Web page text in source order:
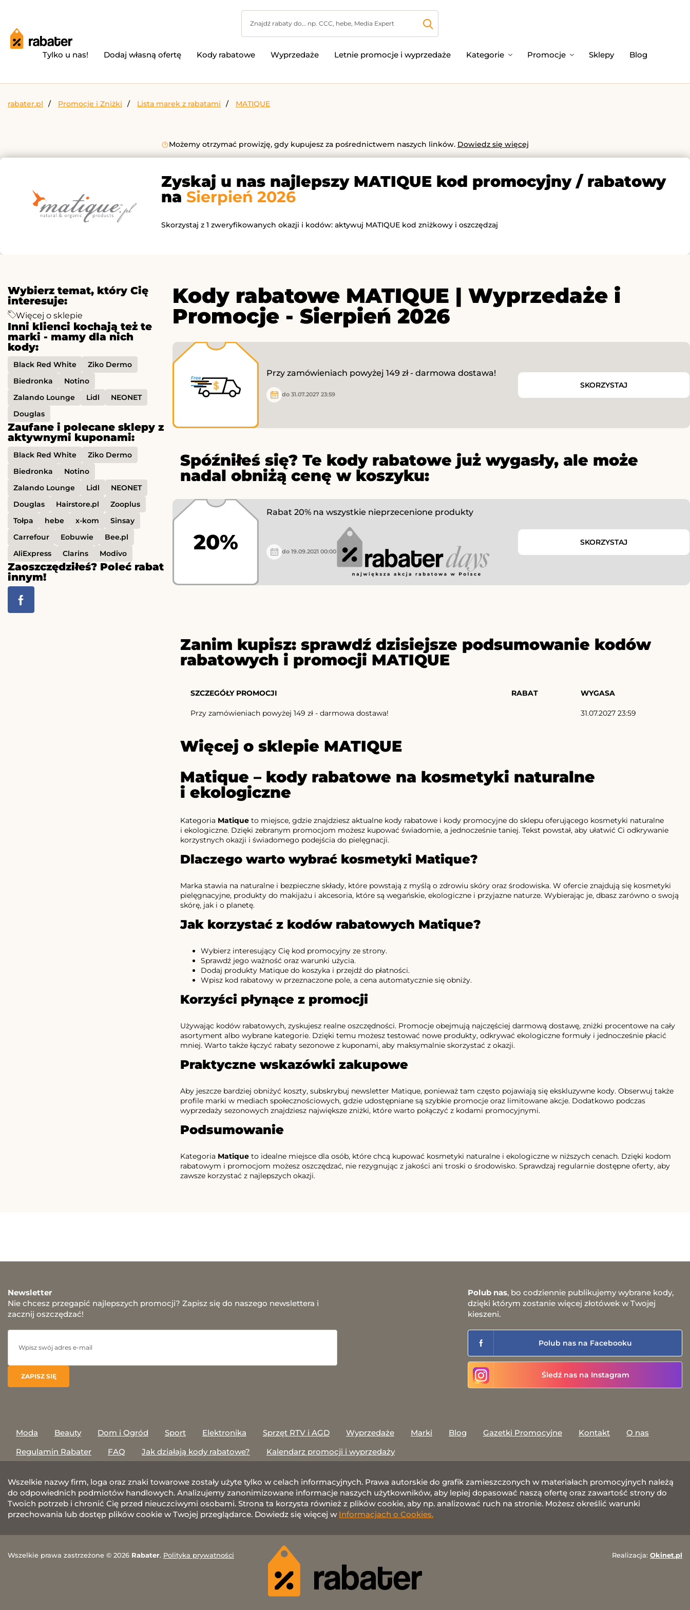
Tylko u nas! Dodaj własną ofertę Kody rabatowe Wyprzedaże Letnie promocje i wyprzedaże Kategorie Promocje Sklepy Blog
rabater.pl Promocje i Zniżki Lista marek z rabatami MATIQUE
Możemy otrzymać prowizję, gdy kupujesz za pośrednictwem naszych linków. Dowiedz się więcej
Zyskaj u nas najlepszy MATIQUE kod promocyjny / rabatowy
na Sierpień 2026
Skorzystaj z 1 zweryfikowanych okazji i kodów: aktywuj MATIQUE kod zniżkowy i oszczędzaj
Wybierz temat, który Cię
interesuje:
Więcej o sklepie
Inni klienci kochają też te
marki - mamy dla nich
kody:
Black Red White
Ziko Dermo
Biedronka
Notino
Zalando Lounge
Lidl
NEONET
Douglas
Zaufane i polecane sklepy z
aktywnymi kuponami:
Black Red White
Ziko Dermo
Biedronka
Notino
Zalando Lounge
Lidl
NEONET
Douglas
Hairstore.pl
Zooplus
Tołpa
hebe x-kom
Sinsay
Carrefour
Eobuwie
Bee.pl
AliExpress
Clarins Modivo
Zaoszczędziłeś? Poleć rabat
innym!
Kody rabatowe MATIQUE | Wyprzedaże i
Promocje - Sierpień 2026
Przy zamówieniach powyżej 149 zł - darmowa dostawa!
do 31.07.2027 23:59
SKORZYSTAJ
Spóźniłeś się? Te kody rabatowe już wygasły, ale może
nadal obniżą cenę w koszyku:
20%
Rabat 20% na wszystkie nieprzecenione produkty
do 19.09.2021 00:00
SKORZYSTAJ
Zanim kupisz: sprawdź dzisiejsze podsumowanie kodów
rabatowych i promocji MATIQUE
SZCZEGÓŁY PROMOCJI RABAT WYGASA
Przy zamówieniach powyżej 149 zł - darmowa dostawa! 31.07.2027 23:59
Więcej o sklepie MATIQUE
Matique – kody rabatowe na kosmetyki naturalne
i ekologiczne
Kategoria Matique to miejsce, gdzie znajdziesz aktualne kody rabatowe i kody promocyjne do sklepu oferującego kosmetyki naturalne
i ekologiczne. Dzięki zebranym promocjom możesz kupować świadomie, a jednocześnie taniej. Tekst powstał, aby ułatwić Ci odkrywanie
korzystnych okazji i świadomego podejścia do pielęgnacji.
Dlaczego warto wybrać kosmetyki Matique?
Marka stawia na naturalne i bezpieczne składy, które powstają z myślą o zdrowiu skóry oraz środowiska. W ofercie znajdują się kosmetyki
pielęgnacyjne, produkty do makijażu i akcesoria, które są wegańskie, ekologiczne i przyjazne naturze. Wybierając je, dbasz zarówno o swoją
skórę, jak i o planetę.
Jak korzystać z kodów rabatowych Matique?
Wybierz interesujący Cię kod promocyjny ze strony.
Sprawdź jego ważność oraz warunki użycia.
Dodaj produkty Matique do koszyka i przejdź do płatności.
Wpisz kod rabatowy w przeznaczone pole, a cena automatycznie się obniży.
Korzyści płynące z promocji
Używając kodów rabatowych, zyskujesz realne oszczędności. Promocje obejmują najczęściej darmową dostawę, zniżki procentowe na cały
asortyment albo wybrane kategorie. Dzięki temu możesz testować nowe produkty, odkrywać ekologiczne formuły i jednocześnie płacić
mniej. Warto także łączyć rabaty sezonowe z kuponami, aby maksymalnie skorzystać z okazji.
Praktyczne wskazówki zakupowe
Aby jeszcze bardziej obniżyć koszty, subskrybuj newsletter Matique, ponieważ tam często pojawiają się ekskluzywne kody. Obserwuj także
profile marki w mediach społecznościowych, gdzie udostępniane są szybkie promocje oraz limitowane akcje. Dodatkowo podczas
wyprzedaży sezonowych znajdziesz największe zniżki, które warto połączyć z kodami promocyjnymi.
Podsumowanie
Kategoria Matique to idealne miejsce dla osób, które chcą kupować kosmetyki naturalne i ekologiczne w niższych cenach. Dzięki kodom
rabatowym i promocjom możesz oszczędzać, nie rezygnując z jakości ani troski o środowisko. Sprawdzaj regularnie dostępne oferty, aby
zawsze korzystać z najlepszych okazji.
Newsletter
Nie chcesz przegapić najlepszych promocji? Zapisz się do naszego newslettera i
zacznij oszczędzać!
Polub nas, bo codziennie publikujemy wybrane kody,
dzięki którym zostanie więcej złotówek w Twojej
kieszeni.
Polub nas na Facebooku
Śledź nas na Instagram
Moda Beauty Dom i Ogród Sport Elektronika Sprzęt RTV i AGD Wyprzedaże Marki Blog Gazetki Promocyjne Kontakt
O nas
Regulamin Rabater
FAQ Jak działają kody rabatowe? Kalendarz promocji i wyprzedaży
Wszelkie nazwy firm, loga oraz znaki towarowe zostały użyte tylko w celach informacyjnych. Prawa autorskie do grafik zamieszczonych w materiałach promocyjnych należą
do odpowiednich podmiotów handlowych. Analizujemy zanonimizowane informacje naszych użytkowników, aby lepiej dopasować naszą ofertę oraz zawartość strony do
Twoich potrzeb i chronić Cię przed nieuczciwymi osobami. Strona ta korzysta również z plików cookie, aby np. analizować ruch na stronie. Możesz określić warunki
przechowania lub dostęp plików cookie w Twojej przeglądarce. Dowiedz się więcej w Informacjach o Cookies.
Wszelkie prawa zastrzeżone © 2026 Rabater. Polityka prywatności Realizacja: Okinet.pl